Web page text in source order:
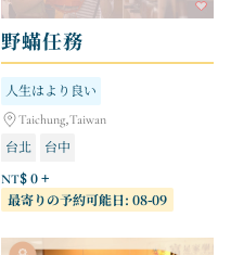
野蟎任務
人生はより良い
Taichung,Taiwan
台北
台中
エアコンクリーニング
NT$ 0 +
最寄りの予約可能日: 08-09